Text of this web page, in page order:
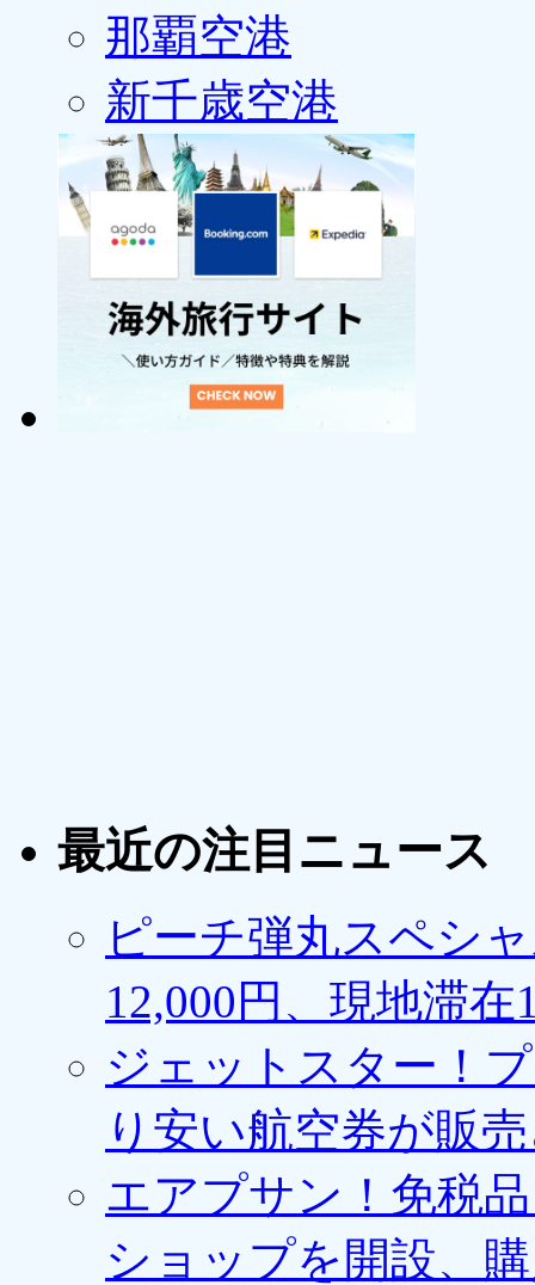
那覇空港
新千歳空港
最近の注目ニュース
ピーチ弾丸スペシ
12,000円、現地滞
ジェットスター！
り安い航空券が販
エアプサン！免税
ショップを開設、